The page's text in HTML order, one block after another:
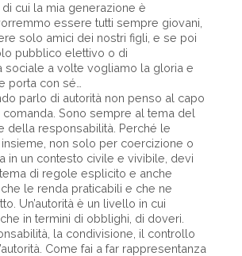
di cui la mia generazione è
essere tutti sempre giovani,
solo amici dei nostri figli, e se poi
pubblico elettivo o di
sociale a volte vogliamo la gloria e
porta con sé…
parlo di autorità non penso al capo
Sono sempre al tema del
della responsabilità. Perché le
non solo per coercizione o
in un contesto civile e vivibile, devi
di regole esplicito e anche
che le renda praticabili e che ne
Un’autorità è un livello in cui
in termini di obblighi, di doveri.
la condivisione, il controllo
Come fai a far rappresentanza